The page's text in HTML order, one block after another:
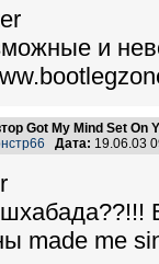
и
Got My Mind Set On
Дата: 19.06.03
made me